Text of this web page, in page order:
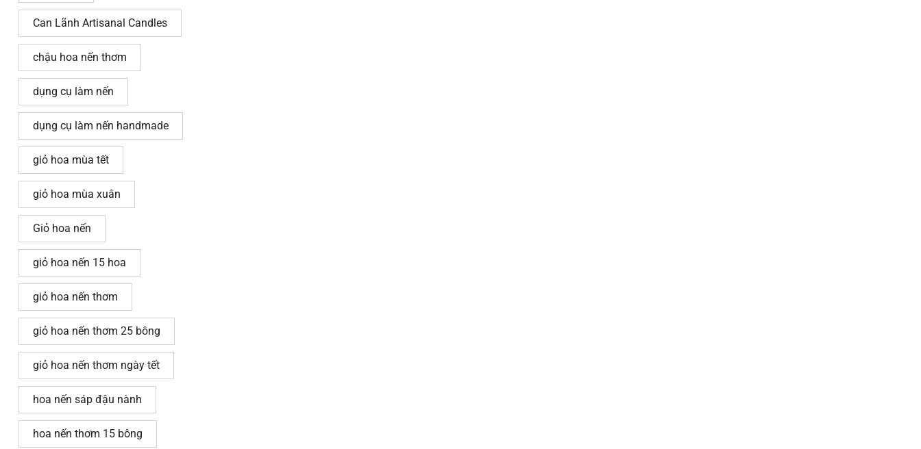
Can Lãnh Artisanal Candles
chậu hoa nến thơm
dụng cụ làm nến
dụng cụ làm nến handmade
giỏ hoa mùa tết
giỏ hoa mùa xuân
Giỏ hoa nến
giỏ hoa nến 15 hoa
giỏ hoa nến thơm
giỏ hoa nến thơm 25 bông
giỏ hoa nến thơm ngày tết
hoa nến sáp đậu nành
hoa nến thơm 15 bông